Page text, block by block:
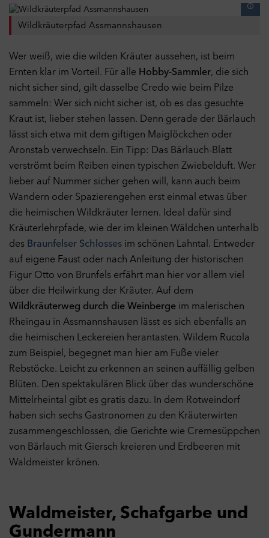
Wildkräuterpfad Assmannshausen
Wer weiß, wie die wilden Kräuter aussehen, ist beim
Ernten klar im Vorteil. Für alle Hobby-Sammler, die sich
nicht sicher sind, gilt dasselbe Credo wie beim Pilze
sammeln: Wer sich nicht sicher ist, ob es das gesuchte
Kraut ist, lieber stehen lassen. Denn gerade der Bärlauch
lässt sich etwa mit dem giftigen Maiglöckchen oder
Aronstab verwechseln. Ein Tipp: Das Bärlauch-Blatt
verströmt beim Reiben einen typischen Zwiebelduft. Wer
lieber auf Nummer sicher gehen will, kann auch beim
Wandern oder Spazierengehen erst einmal etwas über
die heimischen Wildkräuter lernen. Ideal dafür sind
Kräuterlehrpfade, wie der im kleinen Wäldchen unterhalb
des Braunfelser Schlosses im schönen Lahntal. Entweder
auf eigene Faust oder nach Anleitung der historischen
Figur Otto von Brunfels erfährt man hier vor allem viel
über die Heilwirkung der Kräuter. Auf dem
Wildkräuterweg durch die Weinberge im malerischen
Rheingau in Assmannshausen lässt es sich ebenfalls an
die heimischen Leckereien herantasten. Wildem Rucola
zum Beispiel, begegnet man hier am Fuße vieler
Rebstöcke. Leicht zu erkennen an seinen auffällig gelben
Blüten. Den spektakulären Blick über das wunderschöne
Mittelrheintal gibt es gratis dazu. In dem Rotweindorf
haben sich sechs Gastronomen zu den Kräuterwirten
zusammengeschlossen, die Gerichte wie Cremesüppchen
von Bärlauch mit Giersch kreieren und Erdbeeren mit
Waldmeister krönen.
Waldmeister, Schafgarbe und
Gundermann
Diese Website kann Inhalte und Medien von externen Seiten
wie bspw. YouTube anzeigen. Dabei werden Cookies von
externen Seiten gespeichert.
Auswahl übernehmen
Alle Cookies akzeptieren